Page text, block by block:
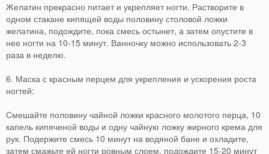
Желатин прекрасно питает и укрепляет ногти. Растворите в
одном стакане кипящей воды половину столовой ложки
желатина, подождите, пока смесь остынет, а затем опустите в
нее ногти на 10-15 минут. Ванночку можно использовать 2-3
раза в неделю.
6. Маска с красным перцем для укрепления и ускорения роста
ногтей:
Смешайте половину чайной ложки красного молотого перца, 10
капель кипяченой воды и одну чайную ложку жирного крема для
рук. Подержите смесь 10 минут на водяной бане и охладите,
затем смажьте ей ногти ровным слоем, подождите 15-20 минут